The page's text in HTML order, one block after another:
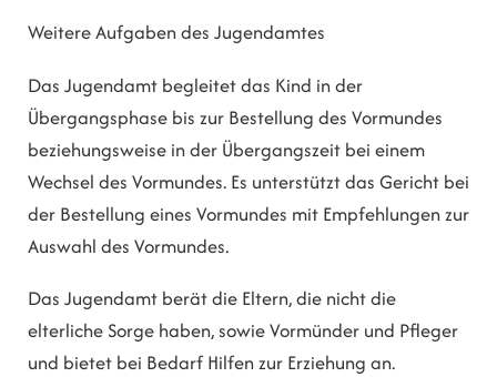
Weitere Aufgaben des Jugendamtes
Das Jugendamt begleitet das Kind in der
Übergangsphase bis zur Bestellung des Vormundes
beziehungsweise in der Übergangszeit bei einem
Wechsel des Vormundes. Es unterstützt das Gericht bei
der Bestellung eines Vormundes mit Empfehlungen zur
Auswahl des Vormundes.
Das Jugendamt berät die Eltern, die nicht die
elterliche Sorge haben, sowie Vormünder und Pfleger
und bietet bei Bedarf Hilfen zur Erziehung an.